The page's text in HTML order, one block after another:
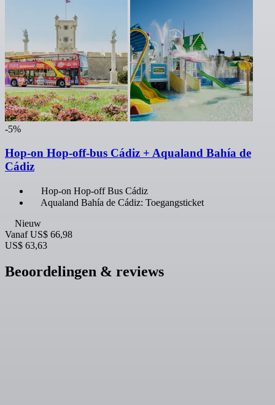
-5%
Hop-on Hop-off-bus Cádiz + Aqualand Bahía de
Cádiz
Hop-on Hop-off Bus Cádiz
Aqualand Bahía de Cádiz: Toegangsticket
Nieuw
Vanaf US$ 66,98
US$ 63,63
Beoordelingen & reviews